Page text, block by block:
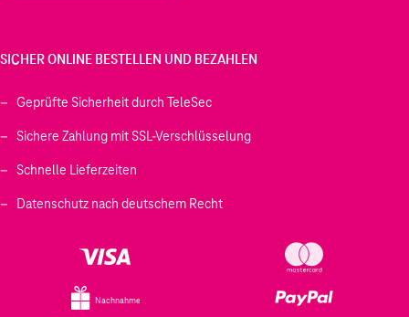
SICHER ONLINE BESTELLEN UND BEZAHLEN
Geprüfte Sicherheit durch TeleSec
Sichere Zahlung mit SSL-Verschlüsselung
Schnelle Lieferzeiten
Datenschutz nach deutschem Recht
Nachnahme